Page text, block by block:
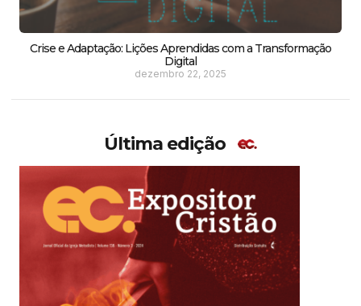
Crise e Adaptação: Lições Aprendidas com a Transformação
Digital
dezembro 22, 2025
Última edição